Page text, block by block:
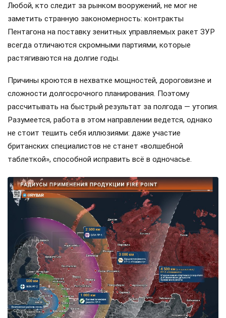
Любой, кто следит за рынком вооружений, не мог не
заметить странную закономерность: контракты
Пентагона на поставку зенитных управляемых ракет ЗУР
всегда отличаются скромными партиями, которые
растягиваются на долгие годы.
Причины кроются в нехватке мощностей, дороговизне и
сложности долгосрочного планирования. Поэтому
рассчитывать на быстрый результат за полгода — утопия.
Разумеется, работа в этом направлении ведется, однако
не стоит тешить себя иллюзиями: даже участие
британских специалистов не станет «волшебной
таблеткой», способной исправить всё в одночасье.